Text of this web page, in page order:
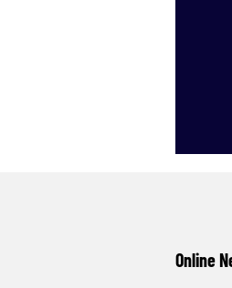
Online